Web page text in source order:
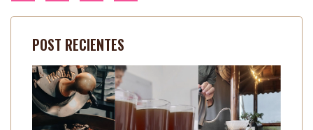
POST RECIENTES